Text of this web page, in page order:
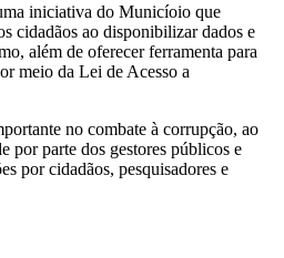
iniciativa do Municíoio que
cidadãos ao disponibilizar dados e
além de oferecer ferramenta para
meio da Lei de Acesso a
no combate à corrupção, ao
por parte dos gestores públicos e
por cidadãos, pesquisadores e